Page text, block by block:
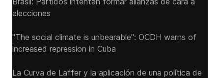
elecciones
"The social climate is unbearable": OCDH warns of
increased repression in Cuba
La Curva de Laffer y la aplicación de una política de